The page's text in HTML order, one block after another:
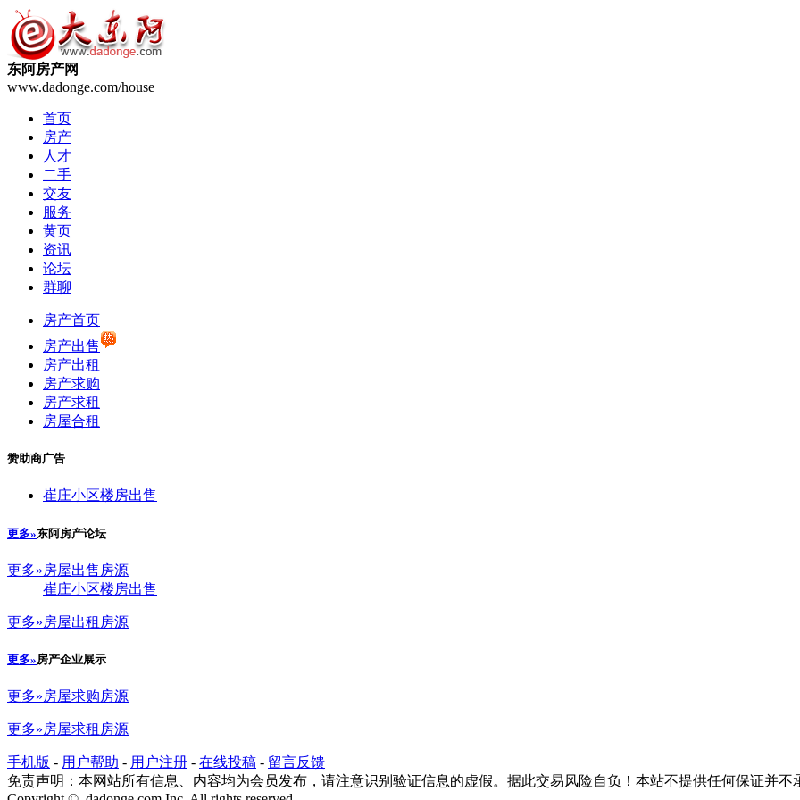
东阿房产网
www.dadonge.com/house
首页
房产
人才
二手
交友
服务
黄页
资讯
论坛
群聊
房产首页
房产出售
房产出租
房产求购
房产求租
房屋合租
赞助商广告
崔庄小区楼房出售
更多»东阿房产论坛
更多»房屋出售房源
崔庄小区楼房出售
更多»房屋出租房源
更多»房产企业展示
更多»房屋求购房源
更多»房屋求租房源
手机版 - 用户帮助 - 用户注册 - 在线投稿 - 留言反馈
免责声明：本网站所有信息、内容均为会员发布，请注意识别验证信息的虚假。据此交易风险自负！本站不提供任何保证并不